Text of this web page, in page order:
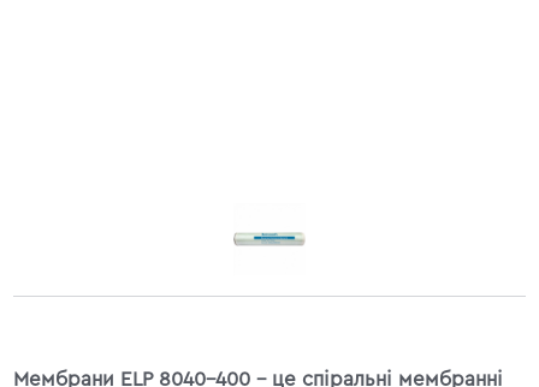
Мембрани ELP 8040-400 - це спіральні мембранні